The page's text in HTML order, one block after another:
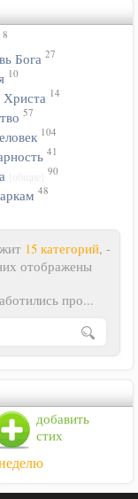
8
Бога 27
10
14
57
104
41
90
48
15 категорий, -
отображены
про...
добавить
стих